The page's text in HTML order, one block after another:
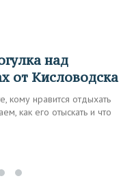
от Кисловодска
кому нравится отдыхать
как его отыскать и что